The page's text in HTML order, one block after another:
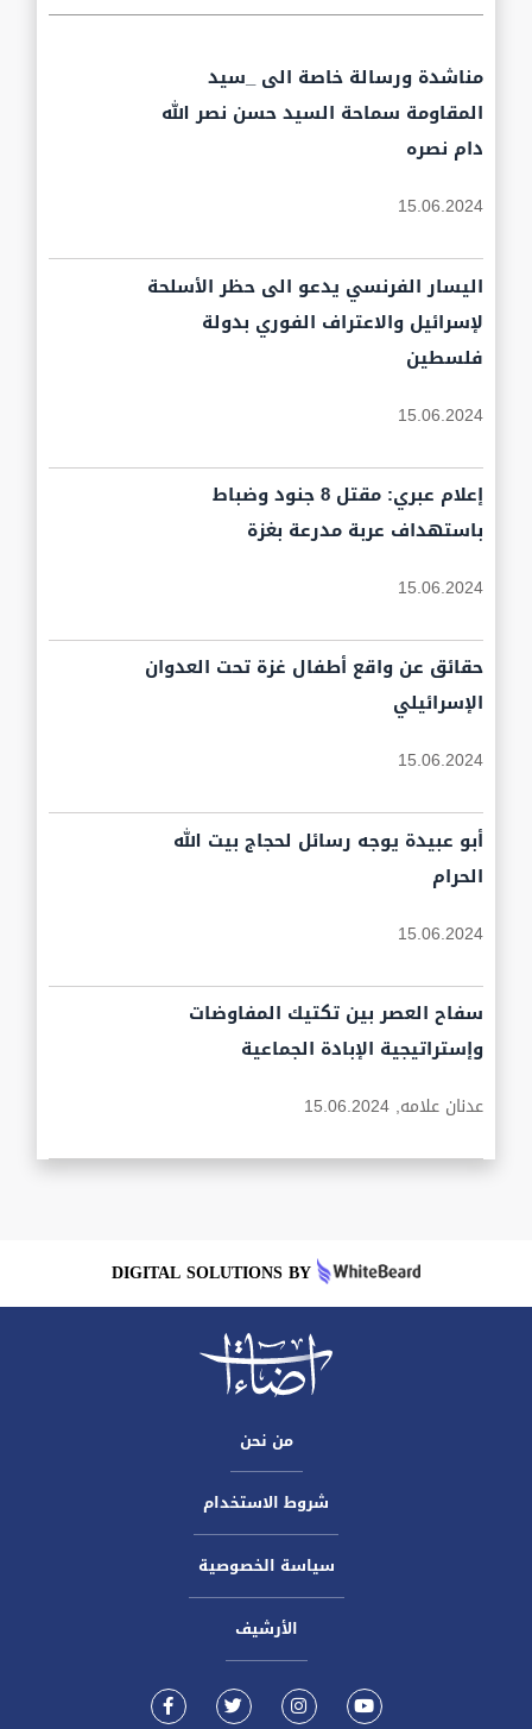
مناشدة ورسالة خاصة الى _سيد
المقاومة سماحة السيد حسن نصر الله
دام نصره
15.06.2024
اليسار الفرنسي يدعو الى حظر الأسلحة
لإسرائيل والاعتراف الفوري بدولة
فلسطين
15.06.2024
إعلام عبري: مقتل 8 جنود وضباط
باستهداف عربة مدرعة بغزة
15.06.2024
حقائق عن واقع أطفال غزة تحت العدوان
الإسرائيلي
15.06.2024
أبو عبيدة يوجه رسائل لحجاج بيت الله
الحرام
15.06.2024
سفاح العصر بين تكتيك المفاوضات
وإستراتيجية الإبادة الجماعية
عدنان علامه,15.06.2024
DIGITAL SOLUTIONS BY
من نحن
شروط الاستخدام
سياسة الخصوصية
الأرشيف